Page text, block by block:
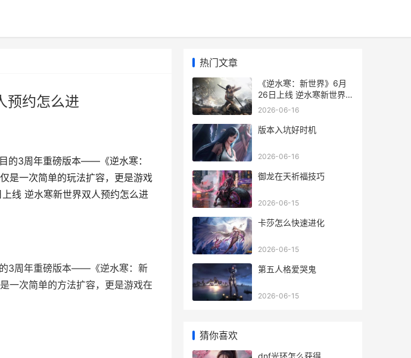
预约怎么进
的3周年重磅版本——《逆水寒：
是一次简单的玩法扩容，更是游戏
线 逆水寒新世界双人预约怎么进
的3周年重磅版本——《逆水寒：新
一次简单的方法扩容，更是游戏在
热门文章
《逆水寒：新世界》6月
26日上线 逆水寒新世界
双人预约怎么进
2026-06-16
版本入坑好时机
2026-06-16
御龙在天祈福技巧
2026-06-15
卡莎怎么快速进化
2026-06-15
第五人格爱哭鬼
2026-06-15
猜你喜欢
dnf光环怎么获得